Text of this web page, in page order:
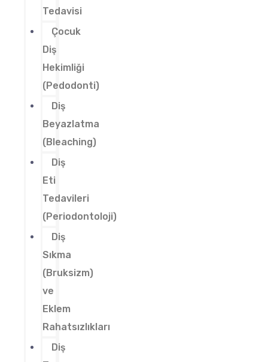
Tedavisi
Çocuk
Diş
Hekimliği
(Pedodonti)
Diş
Beyazlatma
(Bleaching)
Diş
Eti
Tedavileri
(Periodontoloji)
Diş
Sıkma
(Bruksizm)
ve
Eklem
Rahatsızlıkları
Diş